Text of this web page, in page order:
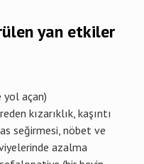
yan etkiler
yol açan)
kızarıklık, kaşıntı
seğirmesi, nöbet ve
azalma